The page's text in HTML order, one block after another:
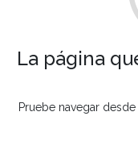
La página
Pruebe navegar